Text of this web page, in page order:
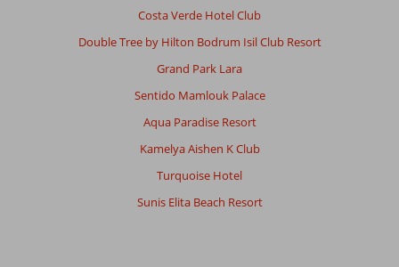
Costa Verde Hotel Club
Double Tree by Hilton Bodrum Isil Club Resort
Grand Park Lara
Sentido Mamlouk Palace
Aqua Paradise Resort
Kamelya Aishen K Club
Turquoise Hotel
Sunis Elita Beach Resort